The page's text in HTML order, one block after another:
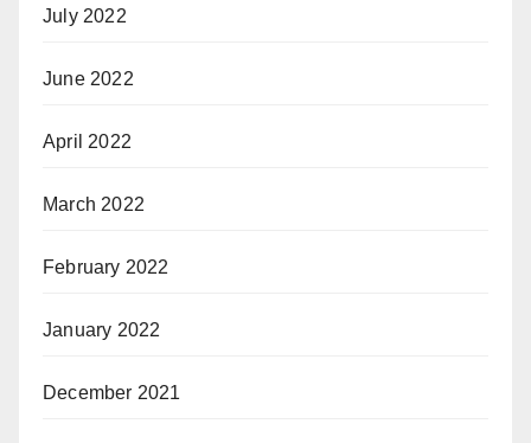
July 2022
June 2022
April 2022
March 2022
February 2022
January 2022
December 2021